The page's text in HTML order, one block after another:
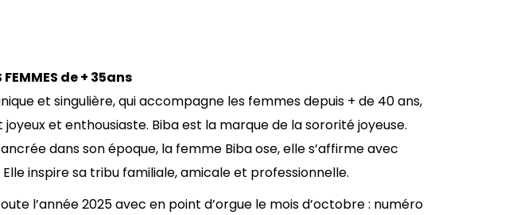
FEMMES de + 35ans
et singulière, qui accompagne les femmes depuis + de 40 ans,
et enthousiaste. Biba est la marque de la sororité joyeuse.
dans son époque, la femme Biba ose, elle s’affirme avec
inspire sa tribu familiale, amicale et professionnelle.
l’année 2025 avec en point d’orgue le mois d’octobre : numéro